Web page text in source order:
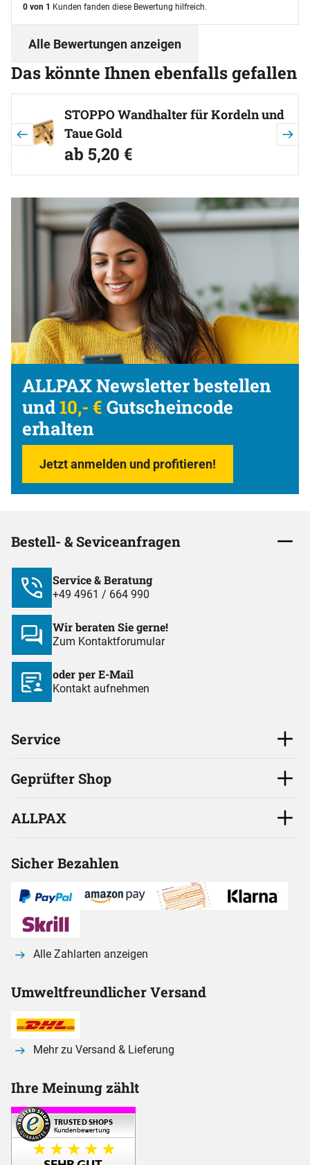
0 von 1 Kunden fanden diese Bewertung hilfreich.
Alle Bewertungen anzeigen
Das könnte Ihnen ebenfalls gefallen
Artikel überspringen
STOPPO Wandhalter für Kordeln und
Taue Gold
ab:
ab 5,20 €
ALLPAX Newsletter bestellen
und10,- € Gutscheincode
erhalten
Jetzt anmelden und profitieren!
Bestell- & Seviceanfragen
Service & Beratung
+49 4961 / 664 990
Wir beraten Sie gerne!
Zum Kontaktforumular
oder per E-Mail
Kontakt aufnehmen
Service
Geprüfter Shop
ALLPAX
Sicher Bezahlen
Alle Zahlarten anzeigen
Umweltfreundlicher Versand
Mehr zu Versand & Lieferung
Ihre Meinung zählt